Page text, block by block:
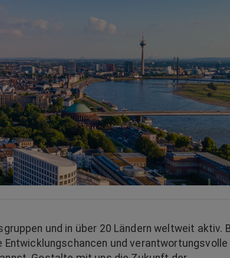
und in über 20 Ländern weltweit aktiv.
und verantwortungsvolle